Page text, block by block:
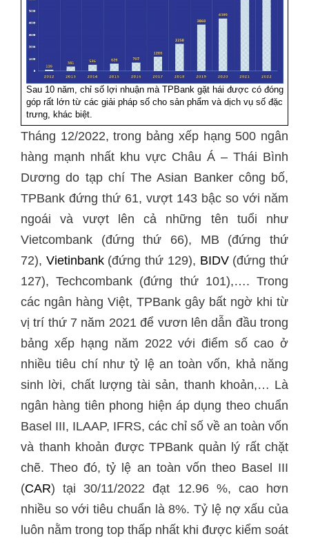
Sau 10 năm, chỉ số lợi nhuận mà TPBank gặt hái được có đóng
góp rất lớn từ các giải pháp số cho sản phẩm và dịch vụ số đặc
trưng, khác biệt.
Tháng 12/2022, trong bảng xếp hạng 500 ngân
hàng mạnh nhất khu vực Châu Á – Thái Bình
Dương do tạp chí The Asian Banker công bố,
TPBank đứng thứ 61, vượt 143 bậc so với năm
ngoái và vượt lên cả những tên tuổi như
Vietcombank (đứng thứ 66), MB (đứng thứ
72), Vietinbank(đứng thứ 129), BIDV(đứng thứ
127), Techcombank (đứng thứ 101),…. Trong
các ngân hàng Việt, TPBank gây bất ngờ khi từ
vị trí thứ 7 năm 2021 để vươn lên dẫn đầu trong
bảng xếp hạng năm 2022 với điểm số cao ở
nhiều tiêu chí như tỷ lệ an toàn vốn, khả năng
sinh lời, chất lượng tài sản, thanh khoản,… Là
ngân hàng tiên phong hiện áp dụng theo chuẩn
Basel III, ILAAP, IFRS, các chỉ số về an toàn vốn
và thanh khoản được TPBank quản lý rất chặt
chẽ. Theo đó, tỷ lệ an toàn vốn theo Basel III
(CAR) tại 30/11/2022 đạt 12.96 %, cao hơn
nhiều so với tiêu chuẩn là 8%. Tỷ lệ nợ xấu của
luôn nằm trong top thấp nhất khi được kiểm soát